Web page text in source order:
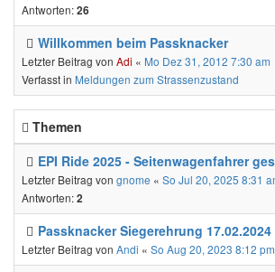
Antworten:26
Willkommen beim Passknacker
Letzter Beitrag von Adi « Mo Dez 31, 2012 7:30 am
Verfasst in Meldungen zum Strassenzustand
Themen
EPI Ride 2025 - Seitenwagenfahrer
Letzter Beitrag von gnome « So Jul 20, 2025 8:31
Antworten:2
Passknacker Siegerehrung 17.02.2024
Letzter Beitrag von Andi « So Aug 20, 2023 8:12 pm